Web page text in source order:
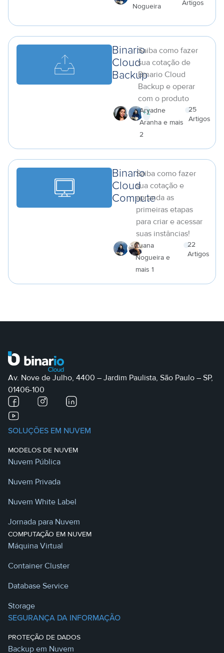
Nogueira
Artigos
Binario
Cloud
Backup
Saiba como fazer
sua cotação de
Binario Cloud
Backup e operar
com o produto
+1
Aryadne
Aranha e mais
2
25
Artigos
Binario
Cloud
Compute
Saiba como fazer
sua cotação e
aprenda as
primeiras etapas
para criar e acessar
suas instâncias!
Luana
Nogueira e
mais 1
22
Artigos
Av. Nove de Julho, 4400 – Jardim Paulista, São Paulo – SP,
01406-100
SOLUÇÕES EM NUVEM
MODELOS DE NUVEM
Nuvem Pública
Nuvem Privada
Nuvem White Label
Jornada para Nuvem
COMPUTAÇÃO EM NUVEM
Máquina Virtual
Container Cluster
Database Service
Storage
SEGURANÇA DA INFORMAÇÃO
PROTEÇÃO DE DADOS
Backup em Nuvem